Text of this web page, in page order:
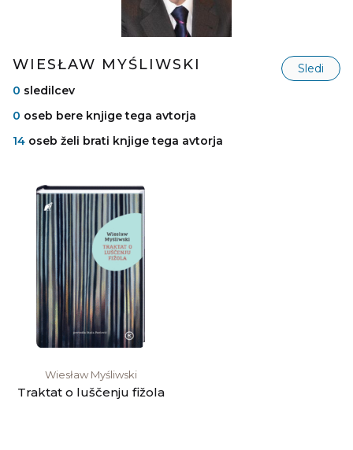
WIESŁAW MYŚLIWSKI
Sledi
0 sledilcev
0 oseb bere knjige tega avtorja
14 oseb želi brati knjige tega avtorja
Wiesław Myśliwski
Traktat o luščenju fižola